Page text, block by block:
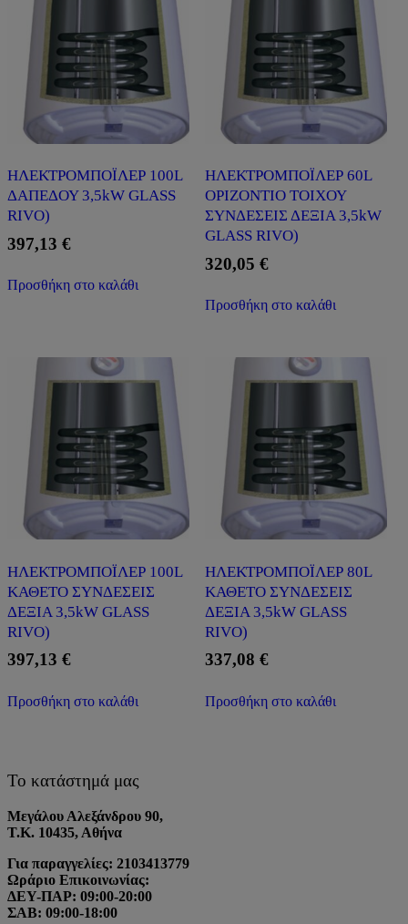
ΗΛΕΚΤΡΟΜΠΟΪΛΕΡ 100L
ΔΑΠΕΔΟΥ 3,5kW GLASS
RIVO)
397,13 €
Προσθήκη στο καλάθι
ΗΛΕΚΤΡΟΜΠΟΪΛΕΡ 60L
ΟΡΙΖΟΝΤΙΟ ΤΟΙΧΟΥ
ΣΥΝΔΕΣΕΙΣ ΔΕΞΙΑ 3,5kW
GLASS RIVO)
320,05 €
Προσθήκη στο καλάθι
ΗΛΕΚΤΡΟΜΠΟΪΛΕΡ 100L
ΚΑΘΕΤΟ ΣΥΝΔΕΣΕΙΣ
ΔΕΞΙΑ 3,5kW GLASS
RIVO)
397,13 €
Προσθήκη στο καλάθι
ΗΛΕΚΤΡΟΜΠΟΪΛΕΡ 80L
ΚΑΘΕΤΟ ΣΥΝΔΕΣΕΙΣ
ΔΕΞΙΑ 3,5kW GLASS
RIVO)
337,08 €
Προσθήκη στο καλάθι
Το κατάστημά μας
Μεγάλου Αλεξάνδρου 90,
Τ.Κ. 10435, Αθήνα
Για παραγγελίες: 2103413779
Ωράριο Επικοινωνίας:
ΔΕΥ-ΠΑΡ: 09:00-20:00
ΣΑΒ: 09:00-18:00